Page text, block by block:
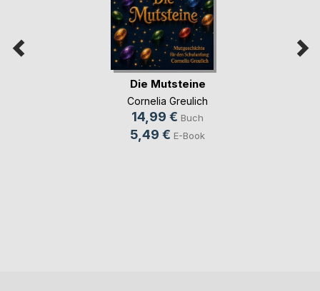
Die Mutsteine
Cornelia Greulich
14,99 € Buch
5,49 € E-Book